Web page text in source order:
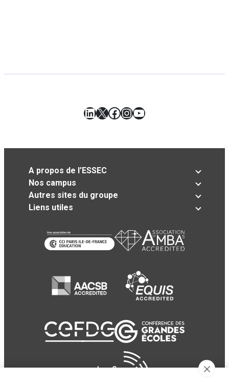
LinkedIn
X Facebook
Instagram
YouTube
A propos de l’ESSEC
Nos campus
Autres sites du groupe
Liens utiles